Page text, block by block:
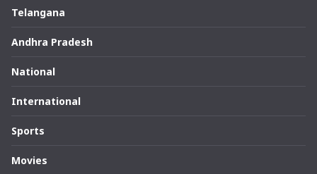
Telangana
Andhra Pradesh
National
International
Sports
Movies